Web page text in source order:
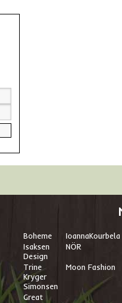
Boheme IoannaKourbela
Isaksen
Design
NÖR
Trine
Kryger
Simonsen
Moon Fashion
Great